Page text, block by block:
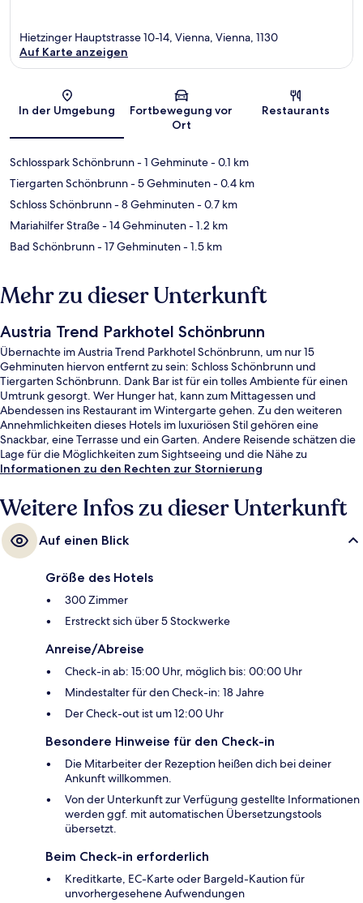
Karte
Hietzinger Hauptstrasse 10-14, Vienna, Vienna, 1130
Auf Karte anzeigen
In der Umgebung
Fortbewegung vor
Ort
Restaurants
Schlosspark Schönbrunn- 1 Gehminute- 0.1 km
Tiergarten Schönbrunn- 5 Gehminuten- 0.4 km
Schloss Schönbrunn- 8 Gehminuten- 0.7 km
Mariahilfer Straße- 14 Gehminuten- 1.2 km
Bad Schönbrunn- 17 Gehminuten- 1.5 km
Mehr zu dieser Unterkunft
Austria Trend Parkhotel Schönbrunn
Übernachte im Austria Trend Parkhotel Schönbrunn, um nur 15
Gehminuten hiervon entfernt zu sein: Schloss Schönbrunn und
Tiergarten Schönbrunn. Dank Bar ist für ein tolles Ambiente für einen
Umtrunk gesorgt. Wer Hunger hat, kann zum Mittagessen und
Abendessen ins Restaurant im Wintergarte gehen. Zu den weiteren
Annehmlichkeiten dieses Hotels im luxuriösen Stil gehören eine
Snackbar, eine Terrasse und ein Garten. Andere Reisende schätzen die
Lage für die Möglichkeiten zum Sightseeing und die Nähe zu
öffentlichen Verkehrsmitteln: Die Straßenbahnhaltestelle
Gehminuten entfernt.
Informationen zu den Rechten zur Stornierung
Weitere Infos zu dieser Unterkunft
Auf einen Blick
Größe des Hotels
300 Zimmer
Erstreckt sich über 5 Stockwerke
Anreise/Abreise
Check-in ab: 15:00 Uhr, möglich bis: 00:00 Uhr
Mindestalter für den Check-in: 18 Jahre
Der Check-out ist um 12:00 Uhr
Besondere Hinweise für den Check-in
Die Mitarbeiter der Rezeption heißen dich bei deiner
Ankunft willkommen.
Von der Unterkunft zur Verfügung gestellte Informationen
werden ggf. mit automatischen Übersetzungstools
übersetzt.
Beim Check-in erforderlich
Kreditkarte, EC-Karte oder Bargeld-Kaution für
unvorhergesehene Aufwendungen